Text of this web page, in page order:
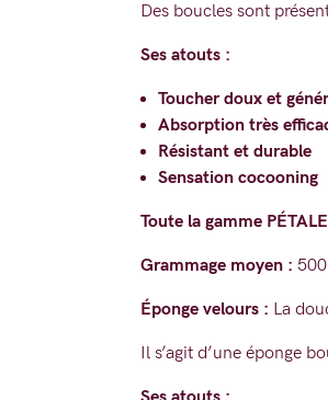
Des boucles sont
Ses atouts :
Toucher doux et
Absorption très
Résistant et durable
Sensation cocooning
Toute la gamme PÉTALE
Grammage moyen :
Éponge velours : La
Il s’agit d’une éponge